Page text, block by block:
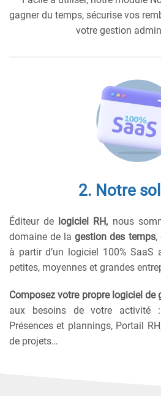
gagner du temps, sécurise vos
votre gestion
2. Notre
Éditeur de logiciel RH, nous
domaine de lagestion des temps,
à partir d’un logiciel 100% SaaS
petites, moyennes et grandes
Composez votre propre logiciel de
aux besoins de votre activité
Présences et plannings, Portail
de projets…